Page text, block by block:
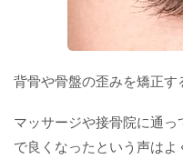
背骨や骨盤の歪みを矯正す
マッサージや接骨院に通
で良くなったという声はよ